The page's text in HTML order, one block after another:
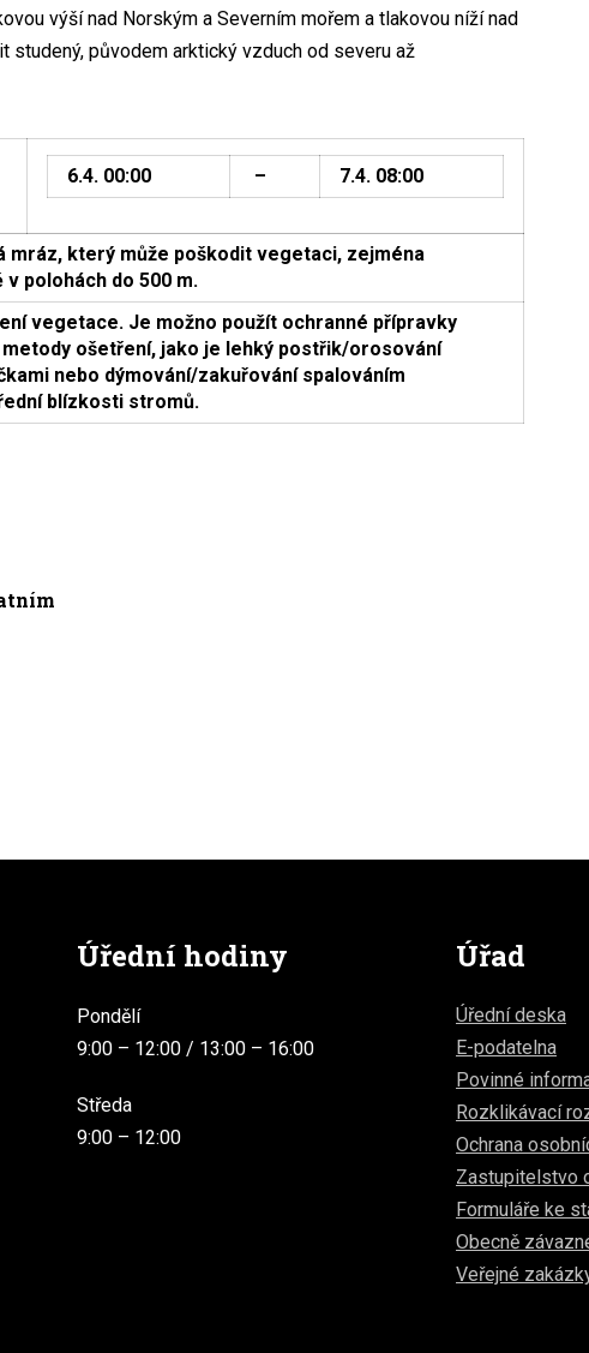
výší nad Norským a Severním mořem a tlakovou níží nad
studený, původem arktický vzduch od severu až
6.4. 00:00 – 7.4. 08:00
mráz, který může poškodit vegetaci, zejména
polohách do 500 m.
vegetace. Je možno použít ochranné přípravky
ošetření, jako je lehký postřik/orosování
nebo dýmování/zakuřování spalováním
blízkosti stromů.
Úřední hodiny
Pondělí
9:00 – 12:00 / 13:00 – 16:00
Středa
9:00 – 12:00
Úřad
Úřední deska
E-podatelna
Povinné
Rozklikávací
Ochrana
Zastupitelstvo
Formuláře ke
Obecně
Veřejné